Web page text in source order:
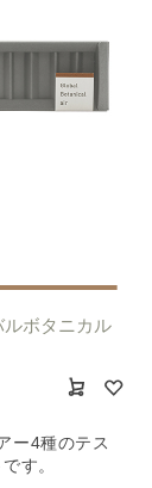
ボタニカル
ー4種のテス
す。